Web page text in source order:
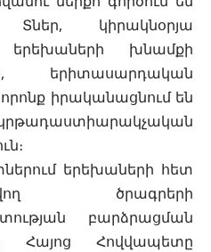
Տներ, կիրակնօրյա
երեխաների խնամքի
երիտասարդական
որոնք իրականացնում են
երեխաների հետ
ծրագրերի
բարձրացման
Հայոց Հովվապետը